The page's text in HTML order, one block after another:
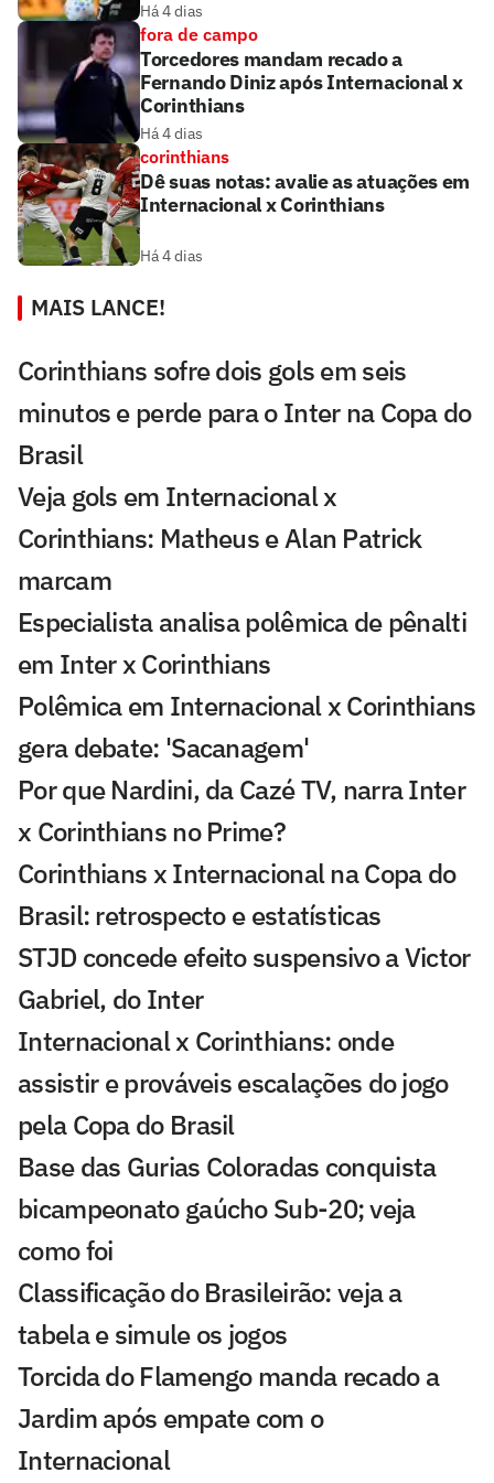
Há 4 dias
fora de campo
Torcedores mandam recado a
Fernando Diniz após Internacional x
Corinthians
Há 4 dias
corinthians
Dê suas notas: avalie as atuações em
Internacional x Corinthians
Há 4 dias
MAIS LANCE!
Corinthians sofre dois gols em seis
minutos e perde para o Inter na Copa do
Brasil
Veja gols em Internacional x
Corinthians: Matheus e Alan Patrick
marcam
Especialista analisa polêmica de pênalti
em Inter x Corinthians
Polêmica em Internacional x Corinthians
gera debate: 'Sacanagem'
Por que Nardini, da Cazé TV, narra Inter
x Corinthians no Prime?
Corinthians x Internacional na Copa do
Brasil: retrospecto e estatísticas
STJD concede efeito suspensivo a Victor
Gabriel, do Inter
Internacional x Corinthians: onde
assistir e prováveis escalações do jogo
pela Copa do Brasil
Base das Gurias Coloradas conquista
bicampeonato gaúcho Sub-20; veja
como foi
Classificação do Brasileirão: veja a
tabela e simule os jogos
Torcida do Flamengo manda recado a
Jardim após empate com o
Internacional